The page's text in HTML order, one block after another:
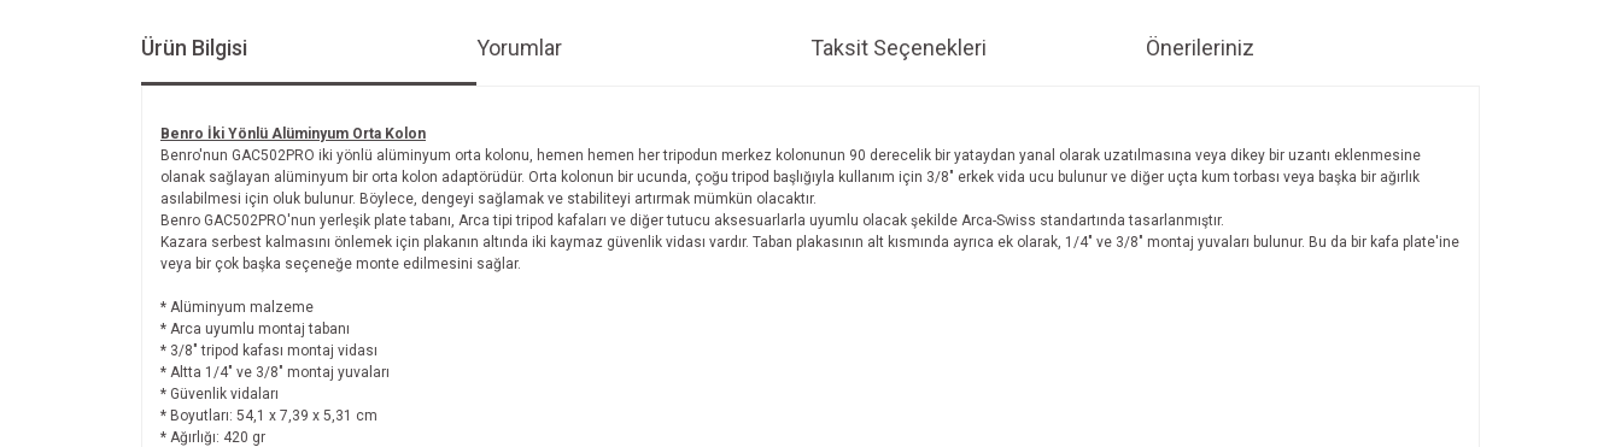
Ürün Bilgisi Yorumlar Taksit Seçenekleri Önerileriniz
Benro İki Yönlü Alüminyum Orta Kolon
Benro'nun GAC502PRO iki yönlü alüminyum orta kolonu, hemen hemen hertripodun merkez kolonunun 90 derecelik bir yataydan yanal olarak uzatılmasına veya dikey bir uzantı eklenmesine
olanak sağlayan alüminyum bir orta kolon adaptörüdür. Orta kolonun bir ucunda, çoğu tripod başlığıyla kullanım için 3/8" erkek vida ucu bulunur ve diğer uçta kum torbası veya başka bir ağırlık
asılabilmesi için oluk bulunur. Böylece, dengeyi sağlamak ve stabiliteyi artırmak mümkün olacaktır.
Benro GAC502PRO'nun yerleşik plate tabanı, Arca tipi tripod kafaları ve diğer tutucu aksesuarlarla uyumlu olacak şekilde Arca-Swiss standartında tasarlanmıştır.
Kazara serbest kalmasını önlemek için plakanın altında iki kaymaz güvenlik vidası vardır. Taban plakasının alt kısmında ayrıca ek olarak, 1/4" ve 3/8" montaj yuvaları bulunur. Bu da bir kafa plate'ine
veya bir çok başka seçeneğe monte edilmesini sağlar.
* Alüminyum malzeme
* Arca uyumlu montaj tabanı
* 3/8" tripod kafası montaj vidası
* Altta 1/4" ve 3/8" montaj yuvaları
* Güvenlik vidaları
* Boyutları: 54,1 x 7,39 x 5,31 cm
* Ağırlığı: 420 gr